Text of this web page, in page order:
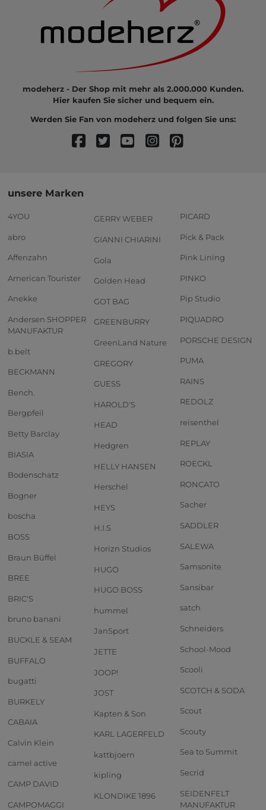
modeherz - Der Shop mit mehr als 2.000.000 Kunden.
Hier kaufen Sie sicher und bequem ein.
Werden Sie Fan von modeherz und folgen Sie uns:
unsere Marken
4YOU
abro
Affenzahn
American Tourister
Anekke
Andersen SHOPPER
MANUFAKTUR
b.belt
BECKMANN
Bench.
Bergpfeil
Betty Barclay
BIASIA
Bodenschatz
Bogner
boscha
BOSS
Braun Büffel
BREE
BRIC'S
bruno banani
BUCKLE & SEAM
BUFFALO
bugatti
BURKELY
CABAIA
Calvin Klein
camel active
CAMP DAVID
CAMPOMAGGI
GERRY WEBER
GIANNI CHIARINI
Gola
Golden Head
GOT BAG
GREENBURRY
GreenLand Nature
GREGORY
GUESS
HAROLD'S
HEAD
Hedgren
HELLY HANSEN
Herschel
HEYS
H.I.S
Horizn Studios
HUGO
HUGO BOSS
hummel
JanSport
JETTE
JOOP!
JOST
Kapten & Son
KARL LAGERFELD
kattbjoern
kipling
KLONDIKE 1896
PICARD
Pick & Pack
Pink Lining
PINKO
Pip Studio
PIQUADRO
PORSCHE DESIGN
PUMA
RAINS
REDOLZ
reisenthel
REPLAY
ROECKL
RONCATO
Sacher
SADDLER
SALEWA
Samsonite
Sansibar
satch
Schneiders
School-Mood
Scooli
SCOTCH & SODA
Scout
Scouty
Sea to Summit
Secrid
SEIDENFELT
MANUFAKTUR